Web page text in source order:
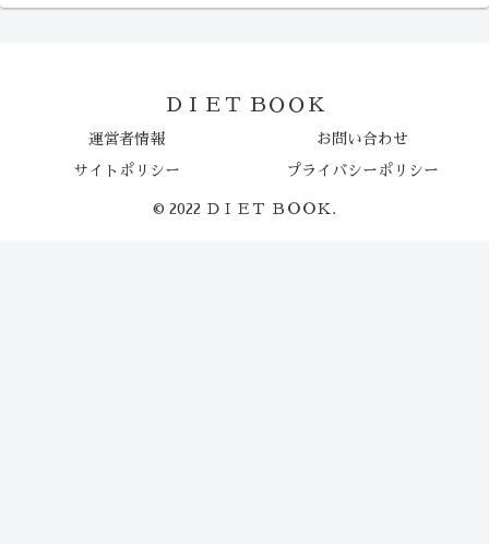
ＤＩＥＴ ＢＯＯＫ
運営者情報 お問い合わせ
サイトポリシー プライバシーポリシー
© 2022 ＤＩＥＴ ＢＯＯＫ.